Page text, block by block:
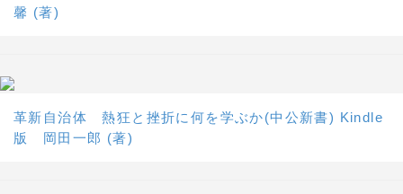
馨 (著)
革新自治体 熱狂と挫折に何を学ぶか(中公新書) Kindle
版 岡田一郎 (著)